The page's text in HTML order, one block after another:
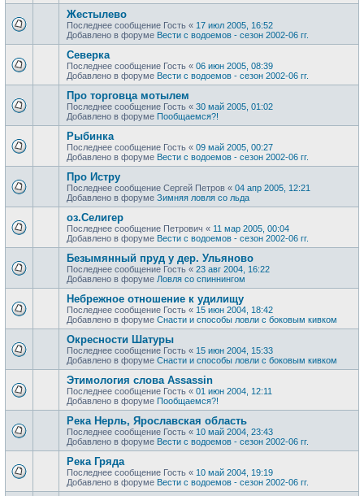
Жестылево
Последнее сообщение Гость « 17 июл 2005, 16:52
Добавлено в форуме Вести с водоемов - сезон 2002-06 гг.
Cеверка
Последнее сообщение Гость « 06 июн 2005, 08:39
Добавлено в форуме Вести с водоемов - сезон 2002-06 гг.
Про торговца мотылем
Последнее сообщение Гость « 30 май 2005, 01:02
Добавлено в форуме Пообщаемся?!
Рыбинка
Последнее сообщение Гость « 09 май 2005, 00:27
Добавлено в форуме Вести с водоемов - сезон 2002-06 гг.
Про Истру
Последнее сообщение Сергей Петров « 04 апр 2005, 12:21
Добавлено в форуме Зимняя ловля со льда
оз.Селигер
Последнее сообщение Петрович « 11 мар 2005, 00:04
Добавлено в форуме Вести с водоемов - сезон 2002-06 гг.
Безымянный пруд у дер. Ульяново
Последнее сообщение Гость « 23 авг 2004, 16:22
Добавлено в форуме Ловля со спиннингом
Небрежное отношение к удилищу
Последнее сообщение Гость « 15 июн 2004, 18:42
Добавлено в форуме Снасти и способы ловли с боковым кивком
Окресности Шатуры
Последнее сообщение Гость « 15 июн 2004, 15:33
Добавлено в форуме Снасти и способы ловли с боковым кивком
Этимология слова Assassin
Последнее сообщение Гость « 01 июн 2004, 12:11
Добавлено в форуме Пообщаемся?!
Река Нерль, Ярославская область
Последнее сообщение Гость « 10 май 2004, 23:43
Добавлено в форуме Вести с водоемов - сезон 2002-06 гг.
Река Гряда
Последнее сообщение Гость « 10 май 2004, 19:19
Добавлено в форуме Вести с водоемов - сезон 2002-06 гг.